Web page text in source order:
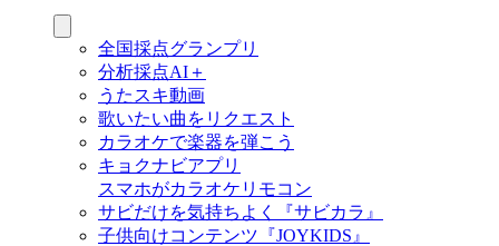
全国採点グランプリ
分析採点AI＋
うたスキ動画
歌いたい曲をリクエスト
カラオケで楽器を弾こう
キョクナビアプリ
スマホがカラオケリモコン
サビだけを気持ちよく『サビカラ』
子供向けコンテンツ『JOYKIDS』